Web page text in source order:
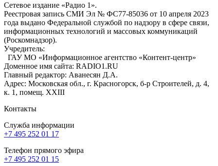
Сетевое издание «Радио 1».
Реестровая запись СМИ Эл № ФС77-85036 от 10 апреля 2023
года выдано Федеральной службой по надзору в сфере связи,
информационных технологий и массовых коммуникаций
(Роскомнадзор).
Учредитель:
ГАУ МО «Информационное агентство «Контент-центр»
Доменное имя сайта: RADIO1.RU
Главный редактор: Аванесян Д.А.
Адрес: Московская обл., г. Красногорск, б-р Строителей, д. 4,
к. 1, помещ. XXIII
Контакты
Служба информации
+7 495 252 01 17
Телефон прямого эфира
+7 495 252 01 15